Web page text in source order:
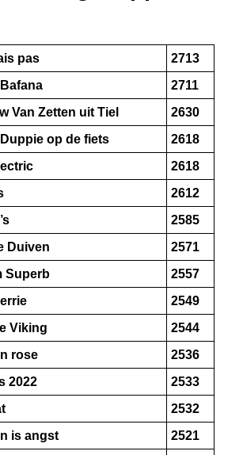
pas
2713
2711
Van Zetten uit Tiel
2630
op de fiets
2618
2618
2612
2585
Duiven
2571
Superb
2557
2549
Viking
2544
rose
2536
2022
2533
2532
is angst
2521